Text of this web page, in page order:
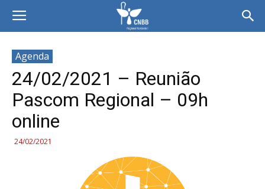
Agenda
24/02/2021 – Reunião
Pascom Regional – 09h
online
24/02/2021